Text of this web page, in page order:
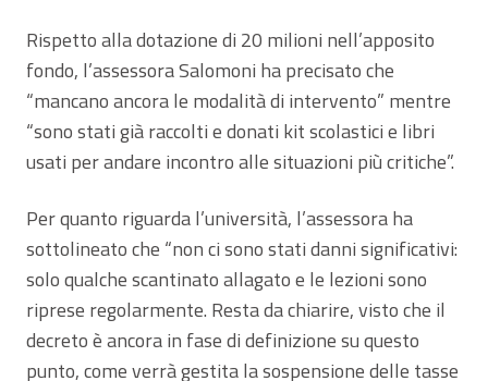
Rispetto alla dotazione di 20 milioni nell’apposito
fondo, l’assessora Salomoni ha precisato che
“mancano ancora le modalità di intervento” mentre
“sono stati già raccolti e donati kit scolastici e libri
usati per andare incontro alle situazioni più critiche”.
Per quanto riguarda l’università, l’assessora ha
sottolineato che “non ci sono stati danni significativi:
solo qualche scantinato allagato e le lezioni sono
riprese regolarmente. Resta da chiarire, visto che il
decreto è ancora in fase di definizione su questo
punto, come verrà gestita la sospensione delle tasse